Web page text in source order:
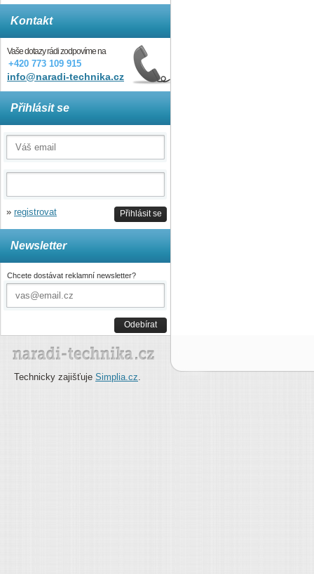
Kontakt
Vaše dotazy rádi zodpovíme na
+420 773 109 915
info@naradi-technika.cz
Přihlásit se
Přihlásit se
» registrovat
Newsletter
Chcete dostávat reklamní newsletter?
Odebírat
Technicky zajišťuje Simplia.cz.